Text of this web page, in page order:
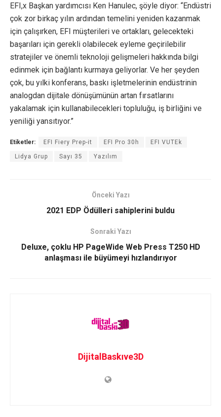
EFI,x Başkan yardımcısı Ken Hanulec, şöyle diyor: “Endüstri
çok zor birkaç yılın ardından temelini yeniden kazanmak
için çalışırken, EFI müşterileri ve ortakları, gelecekteki
başarıları için gerekli olabilecek eyleme geçirilebilir
stratejiler ve önemli teknoloji gelişmeleri hakkında bilgi
edinmek için bağlantı kurmaya geliyorlar. Ve her şeyden
çok, bu yılki konferans, baskı işletmelerinin endüstrinin
analogdan dijitale dönüşümünün artan fırsatlarını
yakalamak için kullanabilecekleri topluluğu, iş birliğini ve
yeniliği yansıtıyor.”
Etiketler: EFI Fiery Prep-it EFI Pro 30h EFI VUTEk
Lidya Grup Sayı 35 Yazılım
Önceki Yazı
2021 EDP Ödülleri sahiplerini buldu
Sonraki Yazı
Deluxe, çoklu HP PageWide Web Press T250 HD
anlaşması ile büyümeyi hızlandırıyor
DijitalBaskıve3D